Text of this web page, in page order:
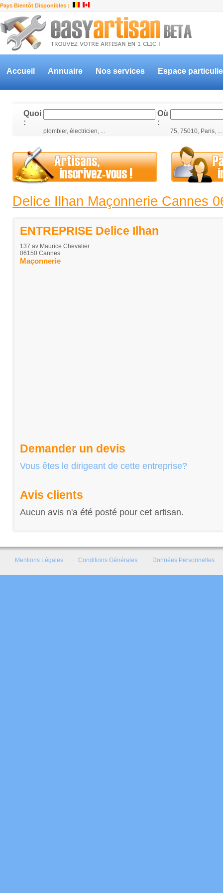
Pays Bientôt Disponibles :
Accueil Annuaire Nos services Espace
Quoi
:
Où
:
plombier, électricien, ... 75, 75010, Paris, ...
Delice Ilhan Maçonnerie Cannes
ENTREPRISE Delice Ilhan
137 av Maurice Chevalier
06150 Cannes
Maçonnerie
Demander un devis
Vous êtes le dirigeant de cette entreprise?
Avis clients
Aucun avis n'a été posté pour cet artisan.
Mentions Légales Conditions Générales Données Personnelles